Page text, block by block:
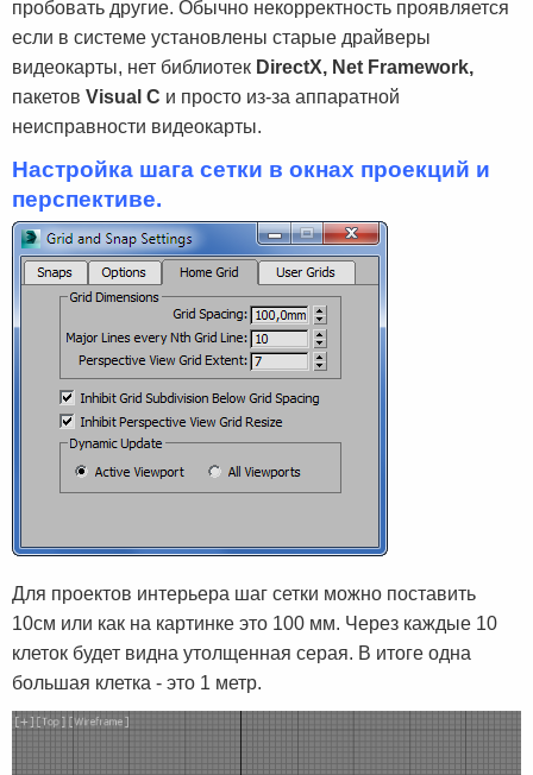
пробовать другие. Обычно некорректность проявляется
если в системе установлены старые драйверы
видеокарты, нет библиотек DirectX, Net Framework,
пакетов Visual C и просто из-за аппаратной
неисправности видеокарты.
Настройка шага сетки в окнах проекций и
перспективе.
Для проектов интерьера шаг сетки можно поставить
10см или как на картинке это 100 мм. Через каждые 10
клеток будет видна утолщенная серая. В итоге одна
большая клетка - это 1 метр.